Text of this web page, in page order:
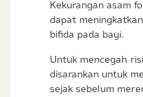
Kekurangan asam
dapat
bifida pada bayi.
Untuk mencegah
disarankan untuk
sejak sebelum